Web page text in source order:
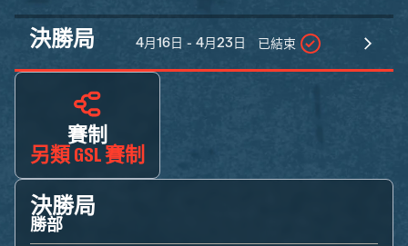
決勝局 4月16日 - 4月23日 已結束
賽制
另類 GSL 賽制
決勝局
勝部